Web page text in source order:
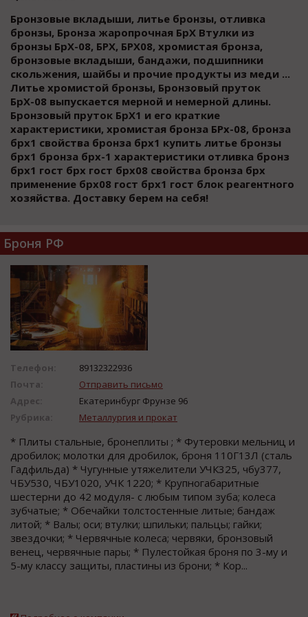
Бронзовые вкладыши, литье бронзы, отливка
бронзы, Бронза жаропрочная БрХ Втулки из
бронзы БрХ-08, БРХ, БРХ08, хромистая бронза,
бронзовые вкладыши, бандажи, подшипники
скольжения, шайбы и прочие продукты из меди ...
Литье хромистой бронзы, Бронзовый пруток
БрХ-08 выпускается мерной и немерной длины.
Бронзовый пруток БрХ1 и его краткие
характеристики, хромистая бронза БРх-08, бронза
брх1 свойства бронза брх1 купить литье бронзы
брх1 бронза брх-1 характеристики отливка бронз
брх1 гост брх гост брх08 свойства бронза брх
применение брх08 гост брх1 гост блок реагентного
хозяйства. Доставку берем на себя!
Броня РФ
Телефон:
89132322936
Почта:
Отправить письмо
Адрес:
Екатеринбург Фрунзе 96
Рубрика:
Металлургия и прокат
* Плиты стальные, бронеплиты ; * Футеровки мельниц и
дробилок; молотки для дробилок, броня 110Г13Л (сталь
Гадфильда) * Чугунные утяжелители УЧК325, чбу377,
ЧБУ530, ЧБУ1020, УЧК 1220; * Крупногабаритные
шестерни до 42 модуля- с любым типом зуба; колеса
зубчатые; * Обечайки толстостенные литые; бандаж
литой; * Валы; оси; втулки; шпильки; пальцы; гайки;
звездочки; * Червячные колеса; червяки, бронзовый
венец, червячные пары; * Пулестойкая броня по 3-му и
5-му классу защиты, пластины из брони; * Кор...